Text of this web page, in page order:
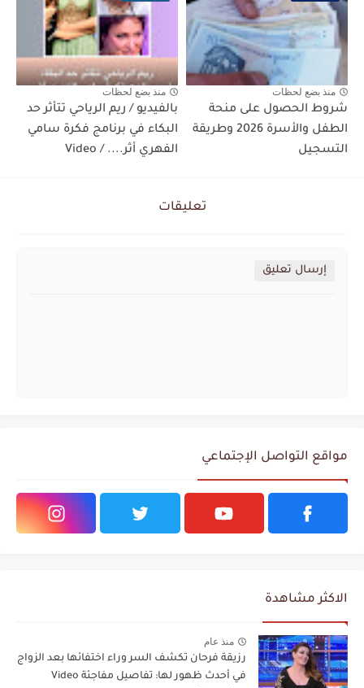
منذ بضع لحظات
شروط الحصول على منحة
الطفل والأسرة 2026 وطريقة
التسجيل
منذ بضع لحظات
بالفيديو / ريم الرياحي تتأثر حد
البكاء في برنامج فكرة سامي
الفهري أثر.... / Video
تعليقات
إرسال تعليق
مواقع التواصل الإجتماعي
الاكثر مشاهدة
منذ عام
رزيقة فرحان تكشف السر وراء اختفائها بعد الزواج
في أحدث ظهور لها: تفاصيل مفاجئة Video